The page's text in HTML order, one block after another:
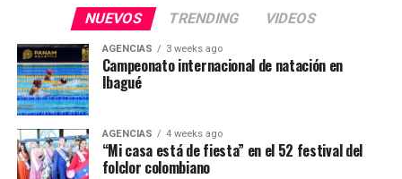
NUEVOS TRENDING VIDEOS
AGENCIAS 3 weeks ago
Campeonato internacional de natación en
Ibagué
AGENCIAS 4 weeks ago
“Mi casa está de fiesta” en el 52 festival del
folclor colombiano